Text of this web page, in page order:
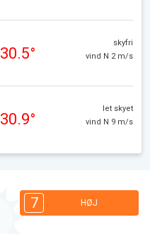
30.5°
skyfri
vind N 2 m/s
30.9°
let skyet
vind N 9 m/s
7 HØJ